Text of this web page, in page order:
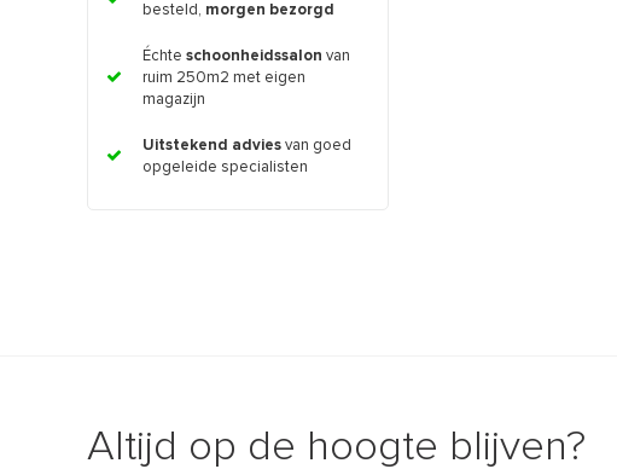
besteld, morgen bezorgd
Échte schoonheidssalon van
ruim 250m2 met eigen
magazijn
Uitstekend advies van goed
opgeleide specialisten
Altijd op de hoogte blijven?